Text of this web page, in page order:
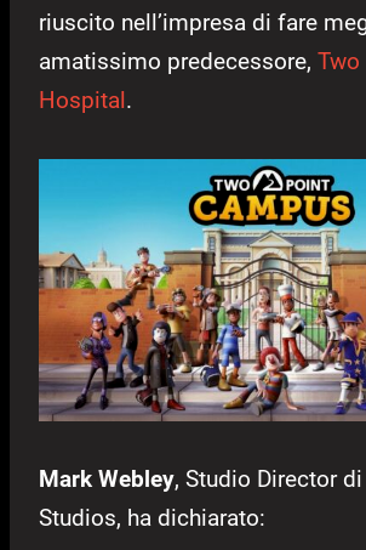
riuscito nell’impresa di fare
amatissimo predecessore,
Hospital.
Mark Webley, Studio Director
Studios, ha dichiarato: